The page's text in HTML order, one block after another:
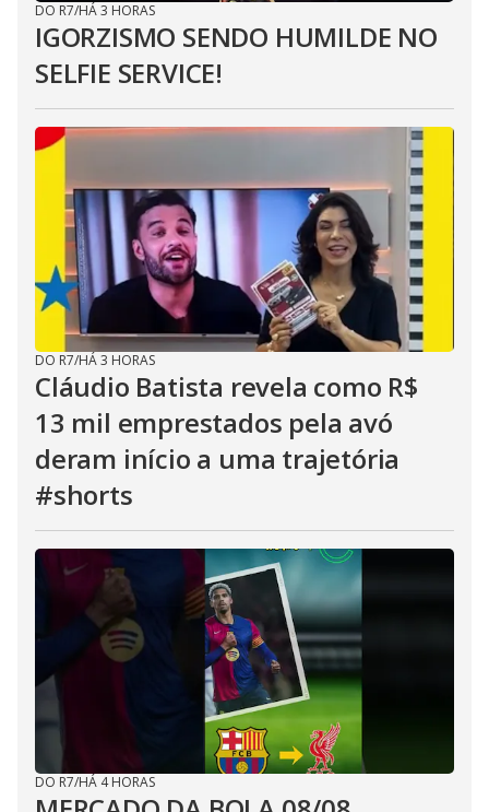
DO R7/HÁ 3 HORAS
IGORZISMO SENDO HUMILDE NO
SELFIE SERVICE!
DO R7/HÁ 3 HORAS
Cláudio Batista revela como R$
13 mil emprestados pela avó
deram início a uma trajetória
#shorts
DO R7/HÁ 4 HORAS